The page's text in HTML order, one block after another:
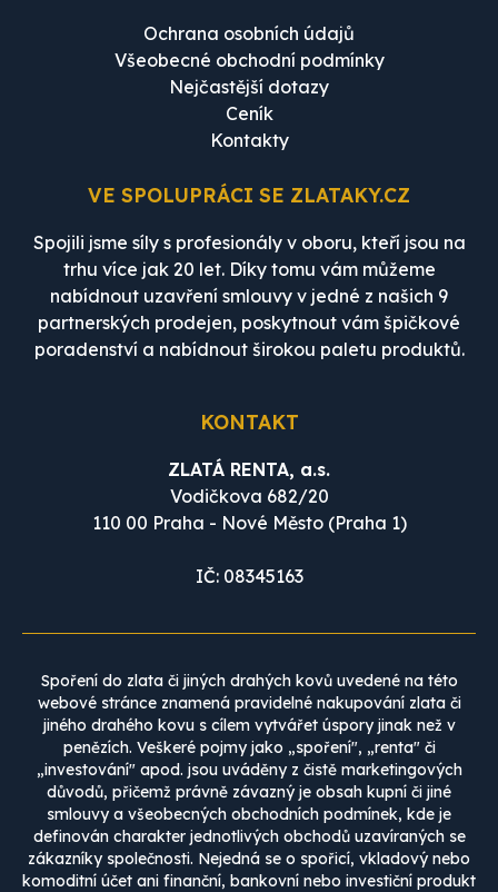
Ochrana osobních údajů
Všeobecné obchodní podmínky
Nejčastější dotazy
Ceník
Kontakty
VE SPOLUPRÁCI SE ZLATAKY.CZ
Spojili jsme síly s profesionály v oboru, kteří jsou na
trhu více jak 20 let. Díky tomu vám můžeme
nabídnout uzavření smlouvy v jedné z našich 9
partnerských prodejen, poskytnout vám špičkové
poradenství a nabídnout širokou paletu produktů.
KONTAKT
ZLATÁ RENTA, a.s.
Vodičkova 682/20
110 00 Praha - Nové Město (Praha 1)
IČ: 08345163
Spoření do zlata či jiných drahých kovů uvedené na této
webové stránce znamená pravidelné nakupování zlata či
jiného drahého kovu s cílem vytvářet úspory jinak než v
penězích. Veškeré pojmy jako „spoření", „renta" či
„investování" apod. jsou uváděny z čistě marketingových
důvodů, přičemž právně závazný je obsah kupní či jiné
smlouvy a všeobecných obchodních podmínek, kde je
definován charakter jednotlivých obchodů uzavíraných se
zákazníky společnosti. Nejedná se o spořicí, vkladový nebo
komoditní účet ani finanční, bankovní nebo investiční produkt